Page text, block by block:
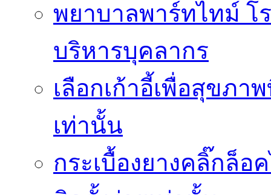
พยาบาลพาร์ทไทม์ โ
บริหารบุคลากร
เลือกเก้าอี้เพื่อสุขภา
เท่านั้น
กระเบื้องยางคลิ๊กล็อ